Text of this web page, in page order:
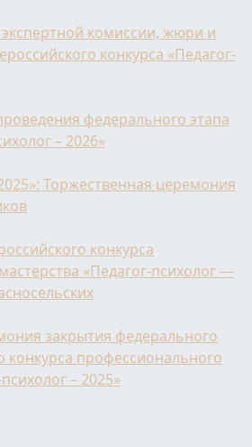
комиссии, жюри и
конкурса «Педагог-
федерального этапа
– 2026»
Торжественная церемония
конкурса
«Педагог-психолог —
закрытия федерального
конкурса профессионального
– 2025»
страница